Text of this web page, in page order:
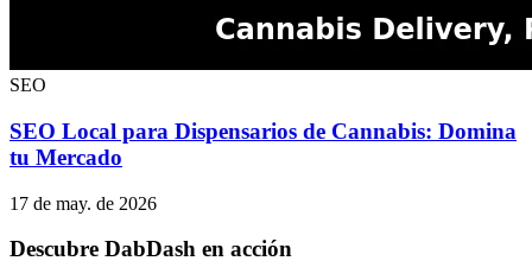
SEO
SEO Local para Dispensarios de Cannabis: Domina
tu Mercado
17 de may. de 2026
Descubre DabDash en acción